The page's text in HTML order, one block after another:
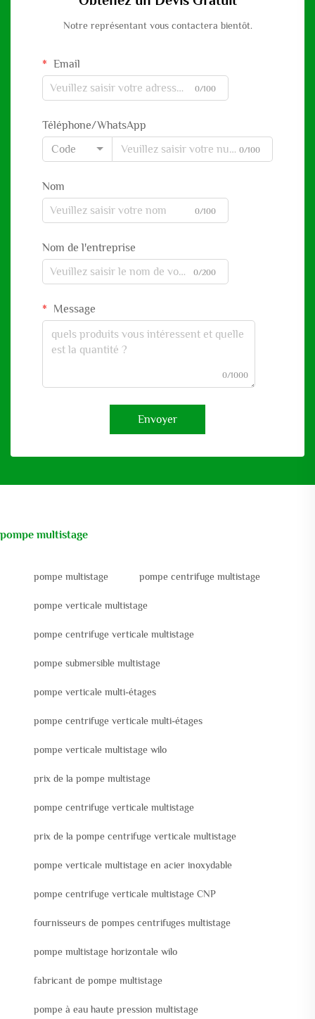
Notre représentant vous contactera bientôt.
Email
0/100
Téléphone/WhatsApp
Code
0/100
Nom
0/100
Nom de l'entreprise
0/200
Message
0/1000
Envoyer
pompe multistage
pompe multistage pompe centrifuge multistage
pompe verticale multistage
pompe centrifuge verticale multistage
pompe submersible multistage
pompe verticale multi-étages
pompe centrifuge verticale multi-étages
pompe verticale multistage wilo
prix de la pompe multistage
pompe centrifuge verticale multistage
prix de la pompe centrifuge verticale multistage
pompe verticale multistage en acier inoxydable
pompe centrifuge verticale multistage CNP
fournisseurs de pompes centrifuges multistage
pompe multistage horizontale wilo
fabricant de pompe multistage
pompe à eau haute pression multistage